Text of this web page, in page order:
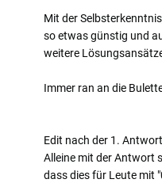
Mit der
so etwas günstig und
weitere
Immer ran an die
Edit nach der 1.
Alleine mit der Antwort
dass dies für Leute mit